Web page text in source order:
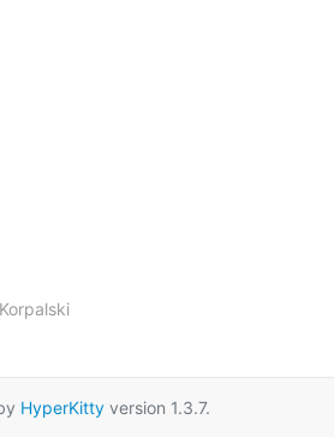
HyperKittyversion 1.3.7.